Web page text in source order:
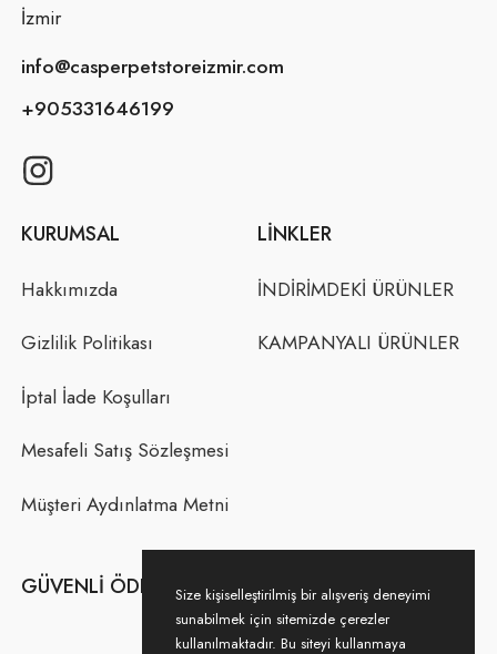
İzmir
info@casperpetstoreizmir.com
+905331646199
KURUMSAL
Hakkımızda
Gizlilik Politikası
İptal İade Koşulları
Mesafeli Satış Sözleşmesi
Müşteri Aydınlatma Metni
LINKLER
İNDİRİMDEKİ ÜRÜNLER
KAMPANYALI ÜRÜNLER
GÜVENLI ÖDEMESize kişiselleştirilmiş bir alışveriş deneyimi
sunabilmek için sitemizde çerezler
kullanılmaktadır. Bu siteyi kullanmaya